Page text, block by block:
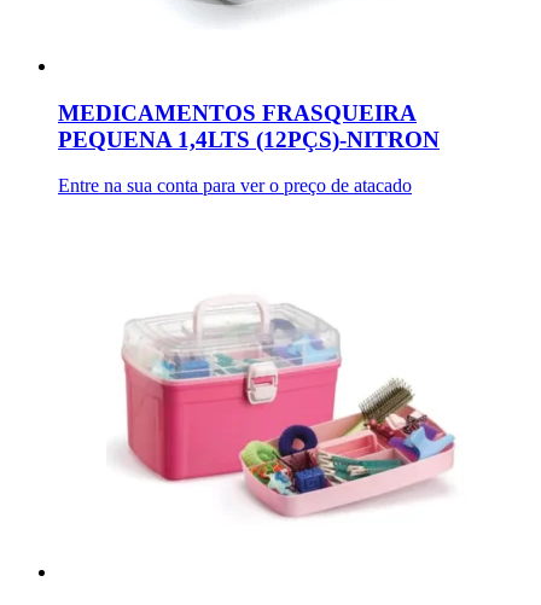
MEDICAMENTOS FRASQUEIRA
PEQUENA 1,4LTS (12PÇS)-NITRON
Entre na sua conta para ver o preço de atacado